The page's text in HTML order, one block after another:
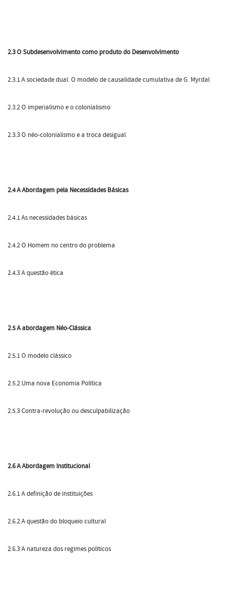
2.3 O Subdesenvolvimento como produto do Desenvolvimento
2.3.1 A sociedade dual. O modelo de causalidade cumulativa de G. Myrdal
2.3.2 O imperialismo e o colonialismo
2.3.3 O néo-colonialismo e a troca desigual
2.4 A Abordagem pela Necessidades Básicas
2.4.1 As necessidades básicas
2.4.2 O Homem no centro do problema
2.4.3 A questão ética
2.5 A abordagem Néo-Clássica
2.5.1 O modelo clássico
2.5.2 Uma nova Economia Política
2.5.3 Contra-revolução ou desculpabilização
2.6 A Abordagem Institucional
2.6.1 A definição de instituições
2.6.2 A questão do bloqueio cultural
2.6.3 A natureza dos regimes políticos